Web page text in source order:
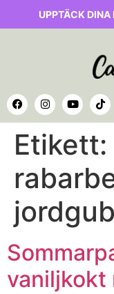
UPPTÄCK DINA
Etikett:
vaniljkokt